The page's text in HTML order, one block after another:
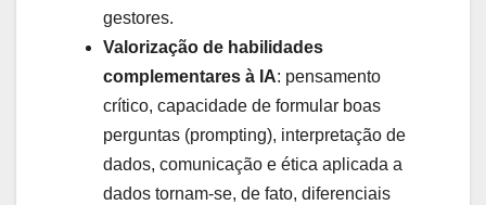
gestores.
Valorização de habilidades
complementares à IA: pensamento
crítico, capacidade de formular boas
perguntas (prompting), interpretação de
dados, comunicação e ética aplicada a
dados tornam-se, de fato, diferenciais